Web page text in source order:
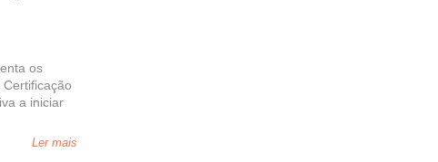
os
a iniciar
Ler mais